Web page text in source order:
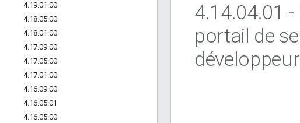
4.19.01 .00
4.18.05.00
4.18.01 .00
4.17.09.00
4.17.05.00
4.17.01 .00
4.16.09.00
4.16.05.01
4.16.05.00
4.14.04.01
portail de